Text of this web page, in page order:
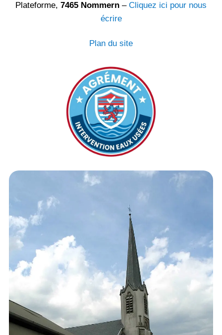
Plateforme, 7465 Nommern – Cliquez ici pour nous
écrire
Plan du site